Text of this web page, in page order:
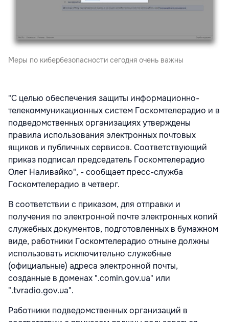
Меры по кибербезопасности сегодня очень важны
"С целью обеспечения защиты информационно-
телекоммуникационных систем Госкомтелерадио и в
подведомственных организациях утверждены
правила использования электронных почтовых
ящиков и публичных сервисов. Соответствующий
приказ подписал председатель Госкомтелерадио
Олег Наливайко", - сообщает пресс-служба
Госкомтелерадио в четверг.
В соответствии с приказом, для отправки и
получения по электронной почте электронных копий
служебных документов, подготовленных в бумажном
виде, работники Госкомтелерадио отныне должны
использовать исключительно служебные
(официальные) адреса электронной почты,
созданные в доменах ".comin.gov.ua" или
".tvradio.gov.ua".
Работники подведомственных организаций в